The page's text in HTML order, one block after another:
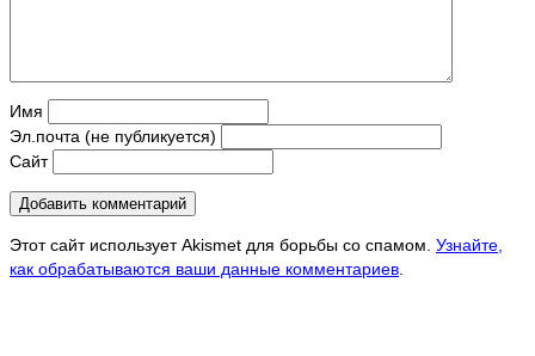
Имя
Эл.почта (не публикуется)
Сайт
Этот сайт использует Akismet для борьбы со спамом. Узнайте,
как обрабатываются ваши данные комментариев